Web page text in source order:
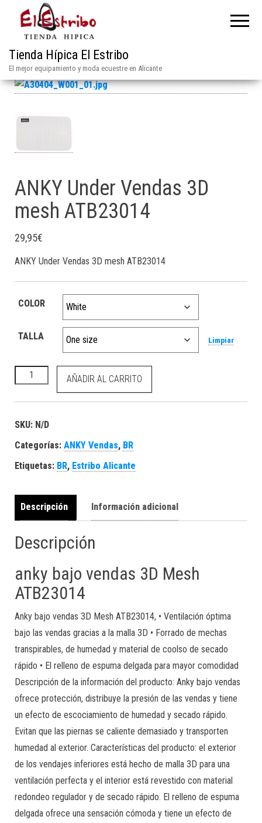
Tienda Hípica El Estribo
El mejor equipamiento y moda ecuestre en Alicante
ANKY Under Vendas 3D
mesh ATB23014
29,95€
ANKY Under Vendas 3D mesh ATB23014
COLOR
TALLA Limpiar
ANKY Under Vendas 3D mesh ATB23014 cantidad
AÑADIR AL CARRITO
SKU: N/D
Categorías: ANKY Vendas, BR
Etiquetas: BR, Estribo Alicante
Descripción Información adicional
Descripción
anky bajo vendas 3D Mesh
ATB23014
Anky bajo vendas 3D Mesh ATB23014, • Ventilación óptima
bajo las vendas gracias a la malla 3D • Forrado de mechas
transpirables, de humedad y material de coolso de secado
rápido • El relleno de espuma delgada para mayor comodidad
Descripción de la información del producto: Anky bajo vendas
ofrece protección, distribuye la presión de las vendas y tiene
un efecto de escociamiento de humedad y secado rápido.
Evitan que las piernas se caliente demasiado y transporten
humedad al exterior. Características del producto: el exterior
de los vendajes inferiores está hecho de malla 3D para una
ventilación perfecta y el interior está revestido con material
redondeo regulador y de secado rápido. El relleno de espuma
delgada ofrece una sensación cómoda y tiene un efecto de